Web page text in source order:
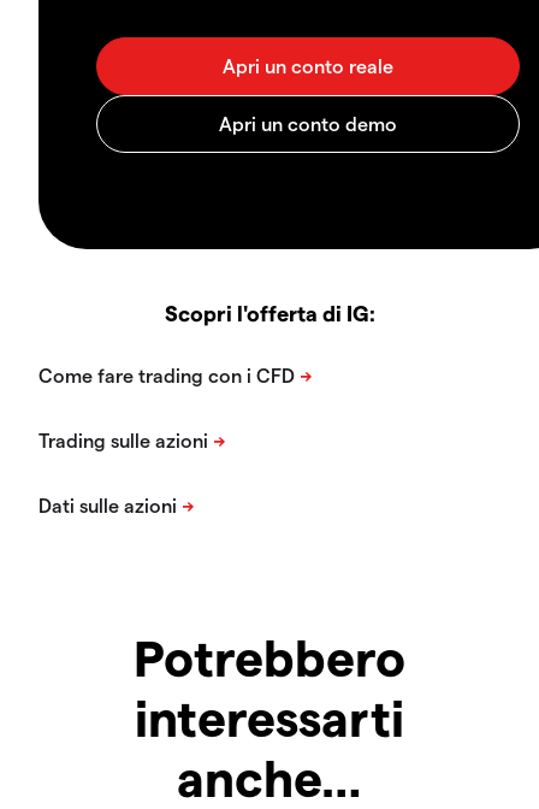
Scopri l'offerta di IG:
Potrebbero
interessarti
anche…